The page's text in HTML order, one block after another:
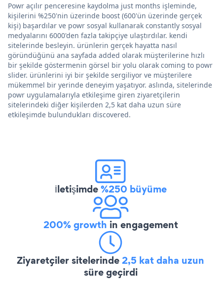
Powr açılır penceresine kaydolma just months işleminde,
kişilerini %250'nin üzerinde boost (600'ün üzerinde gerçek
kişi) başardılar ve powr sosyal kullanarak constantly sosyal
medyalarını 6000'den fazla takipçiye ulaştırdılar. kendi
sitelerinde besleyin. ürünlerin gerçek hayatta nasıl
göründüğünü ana sayfada added olarak müşterilerine hızlı
bir şekilde göstermenin görsel bir yolu olarak coming to powr
slider. ürünlerini iyi bir şekilde sergiliyor ve müşterilere
mükemmel bir yerinde deneyim yaşatıyor. aslında, sitelerinde
powr uygulamalarıyla etkileşime giren ziyaretçilerin
sitelerindeki diğer kişilerden 2,5 kat daha uzun süre
etkileşimde bulundukları discovered.
İletişimde%250 büyüme
200% growth in engagement
Ziyaretçiler sitelerinde2,5 kat daha uzun
süre geçirdi